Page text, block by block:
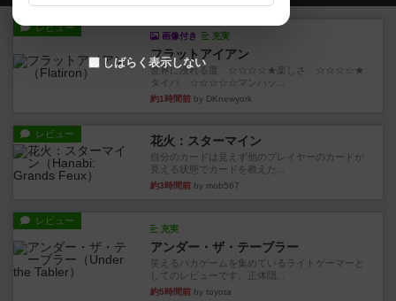
レビュー
画像付き 充実
フラットアイアン
世界に浸れる度 ☆☆☆☆★楽しさ ☆☆☆☆★
タイパ ☆☆☆☆☆マンハッ...
約1時間前 by DKnewyork
レビュー 花火：スターマイン
自分のカードは見えず他のプレイヤーのカードが
見える状態でカードを教えた...
約3時間前 by mob567
レビュー
充実
アンダー・ザ・テーブラー
笑えるバカゲームを集めているライトゲーマーと
してのレビューです。正体隠...
約5時間前 by toyota
しばらく表示しない